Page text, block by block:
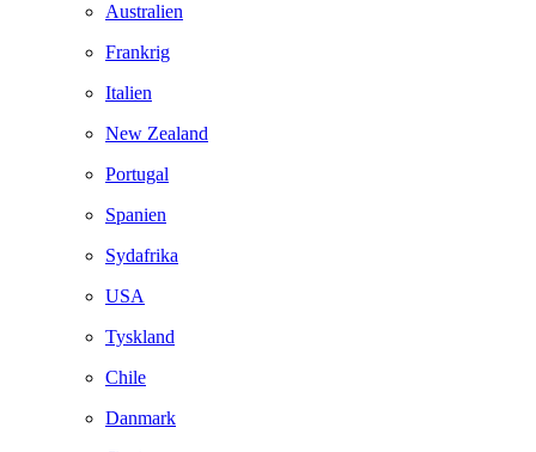
Australien
Frankrig
Italien
New Zealand
Portugal
Spanien
Sydafrika
USA
Tyskland
Chile
Danmark